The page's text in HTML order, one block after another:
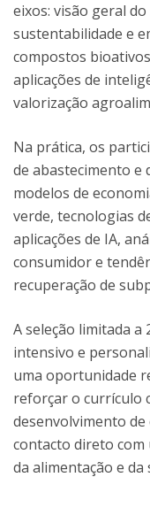
eixos: visão geral
sustentabilidade e
compostos
aplicações de
valorização
Na prática, os
de abastecimento e
modelos de
verde, tecnologias
aplicações de IA,
consumidor e
recuperação de
A seleção limitada
intensivo e
uma oportunidade
reforçar o currículo
desenvolvimento
contacto direto
da alimentação e